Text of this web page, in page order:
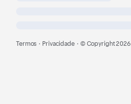
Termos · Privacidade · © Copyright2026